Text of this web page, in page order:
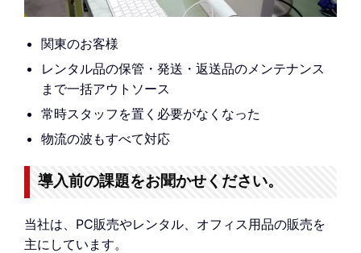
関東のお客様
レンタル品の保管・発送・返送品のメンテナンス
まで一括アウトソース
常時スタッフを置く必要がなくなった
物流の波もすべて対応
導入前の課題をお聞かせください。
当社は、PC販売やレンタル、オフィス用品の販売を
主にしています。